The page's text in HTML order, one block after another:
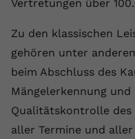
Vertretungen über
Zu den klassischen
gehören unter
beim Abschluss des
Mängelerkennung
Qualitätskontrolle des
aller Termine und
Laufzeit 2 Jahre
Zweck